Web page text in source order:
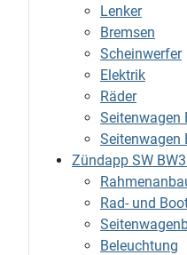
Lenker
Bremsen
Scheinwerfer
Elektrik
Räder
Seitenwagen
Seitenwagen
Zündapp SW
Rad- und
Beleuchtung